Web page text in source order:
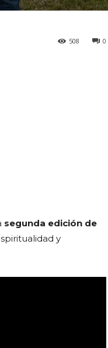
0
508
segunda edición de
y